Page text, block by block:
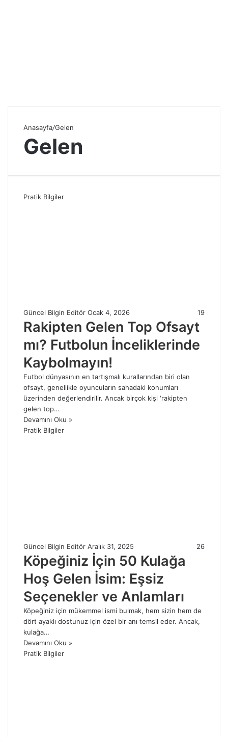
Anasayfa/Gelen
Gelen
Pratik Bilgiler
Güncel Bilgin Editör Ocak 4, 2026 19
Rakipten Gelen Top Ofsayt
mı? Futbolun İnceliklerinde
Kaybolmayın!
Futbol dünyasının en tartışmalı kurallarından biri olan
ofsayt, genellikle oyuncuların sahadaki konumları
üzerinden değerlendirilir. Ancak birçok kişi ‘rakipten
gelen top…
Devamını Oku »
Pratik Bilgiler
Güncel Bilgin Editör Aralık 31, 2025 26
Köpeğiniz İçin 50 Kulağa
Hoş Gelen İsim: Eşsiz
Seçenekler ve Anlamları
Köpeğiniz için mükemmel ismi bulmak, hem sizin hem de
dört ayaklı dostunuz için özel bir anı temsil eder. Ancak,
kulağa…
Devamını Oku »
Pratik Bilgiler